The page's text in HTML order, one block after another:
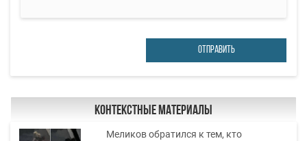
ОТПРАВИТЬ
Контекстные материалы
Меликов обратился к тем, кто